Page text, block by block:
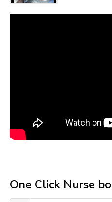
One Click Nurse